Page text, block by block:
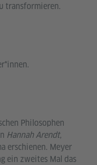
transformieren.
Philosophen
Hannah Arendt,
erschienen. Meyer
ein zweites Mal das